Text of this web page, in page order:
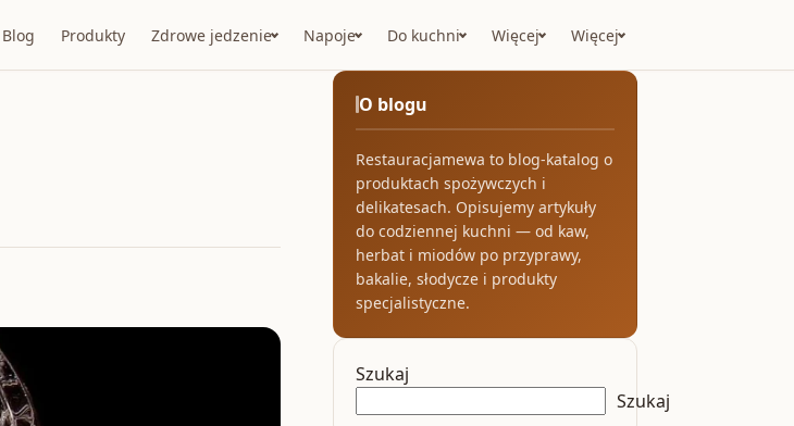
Blog Produkty Zdrowe jedzenie Napoje Do kuchni Więcej Więcej
O blogu
Restauracjamewa to blog-katalog o
produktach spożywczych i
delikatesach. Opisujemy artykuły
do codziennej kuchni — od kaw,
herbat i miodów po przyprawy,
bakalie, słodycze i produkty
specjalistyczne.
Szukaj
Szukaj